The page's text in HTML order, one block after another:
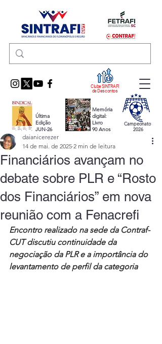
Clube SINTRAFI
de Descontos
Última
Edição
JUN-26
Memória
digital:
Livro
90 Anos
Campeonato
2026
Financiários avançam no
debate sobre PLR e “Rosto
dos Financiários” em nova
reunião com a Fenacrefi
daianicerezer
14 de mai. de 2025 2 min de leitura
Encontro realizado na sede da Contraf-
CUT discutiu continuidade da
negociação da PLR e a importância do
levantamento de perfil da categoria